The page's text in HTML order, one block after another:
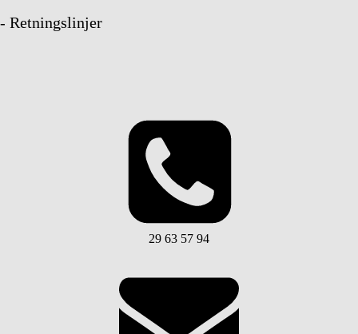
- Retningslinjer
29 63 57 94